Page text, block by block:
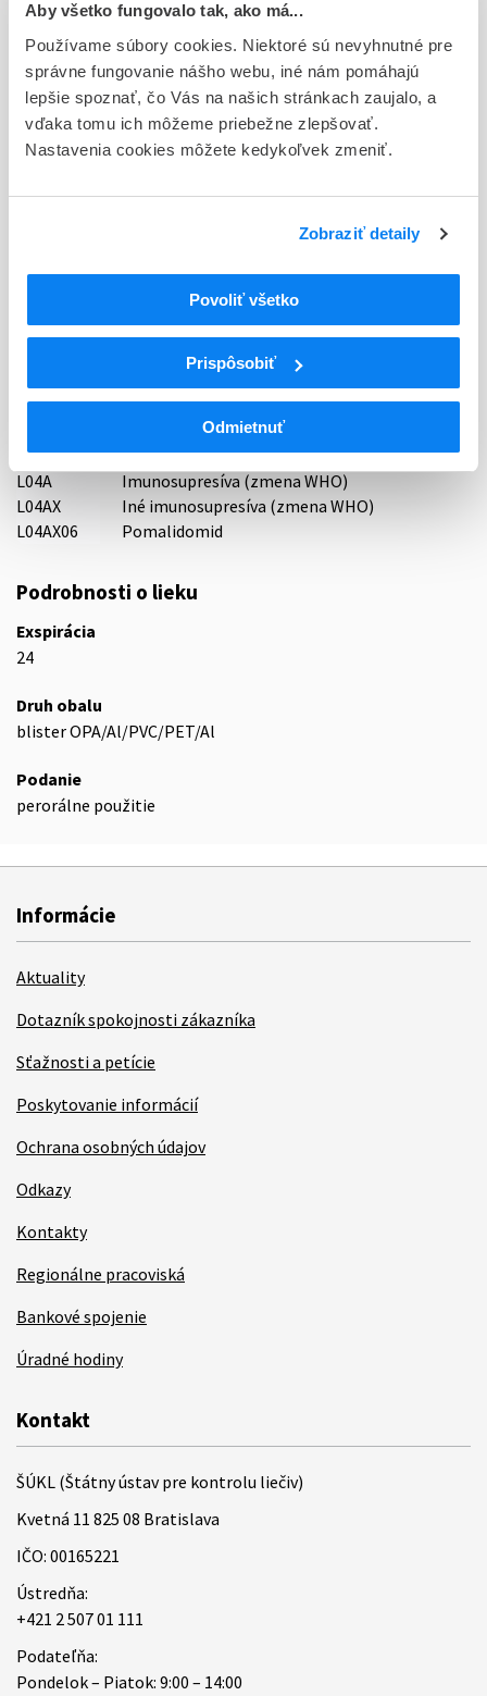
Aby všetko fungovalo tak, ako má...
Používame súbory cookies. Niektoré sú nevyhnutné pre
správne fungovanie nášho webu, iné nám pomáhajú
lepšie spoznať, čo Vás na našich stránkach zaujalo, a
vďaka tomu ich môžeme priebežne zlepšovať.
Nastavenia cookies môžete kedykoľvek zmeniť.
Zobraziť detaily
Povoliť všetko
Prispôsobiť
Odmietnuť
Doplnok
cps dur 14x1x3 mg (blis.OPA/Al/PVC/PET/Al - jednotk.bal.)
Stav
E - EU registrácia
Indikačná skupina
59 - IMMUNOPRAEPARATA
ATC
Cytostatiká a imunomodulátory
L04
Imunosupresíva (zmena WHO)
L04A
Imunosupresíva (zmena WHO)
L04AX
Iné imunosupresíva (zmena WHO)
L04AX06
Pomalidomid
Podrobnosti o lieku
Exspirácia
24
Druh obalu
blister OPA/Al/PVC/PET/Al
Podanie
perorálne použitie
Informácie
Aktuality
Dotazník spokojnosti zákazníka
Sťažnosti a petície
Poskytovanie informácií
Ochrana osobných údajov
Odkazy
Kontakty
Regionálne pracoviská
Bankové spojenie
Úradné hodiny
Kontakt
ŠÚKL (Štátny ústav pre kontrolu liečiv)
Kvetná 11 825 08 Bratislava
IČO: 00165221
Ústredňa:
+421 2 507 01 111
Podateľňa:
Pondelok – Piatok: 9:00 – 14:00